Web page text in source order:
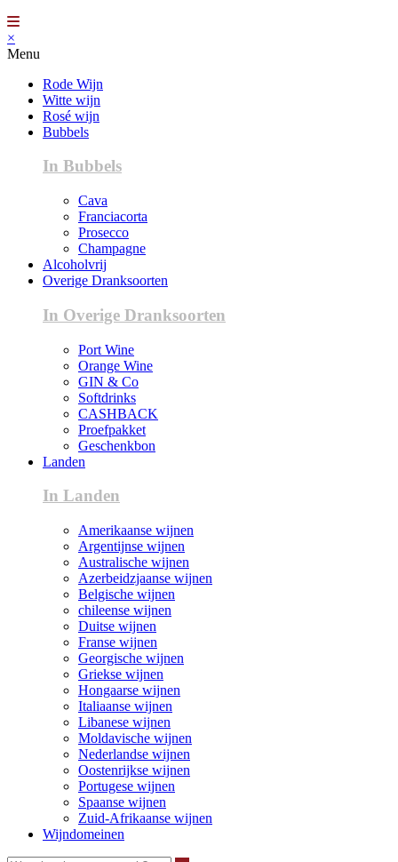
×
Menu
Rode Wijn
Witte wijn
Rosé wijn
Bubbels
In Bubbels
Cava
Franciacorta
Prosecco
Champagne
Alcoholvrij
Overige Dranksoorten
In Overige Dranksoorten
Port Wine
Orange Wine
GIN & Co
Softdrinks
CASHBACK
Proefpakket
Geschenkbon
Landen
In Landen
Amerikaanse wijnen
Argentijnse wijnen
Australische wijnen
Azerbeidzjaanse wijnen
Belgische wijnen
chileense wijnen
Duitse wijnen
Franse wijnen
Georgische wijnen
Griekse wijnen
Hongaarse wijnen
Italiaanse wijnen
Libanese wijnen
Moldavische wijnen
Nederlandse wijnen
Oostenrijkse wijnen
Portugese wijnen
Spaanse wijnen
Zuid-Afrikaanse wijnen
Wijndomeinen